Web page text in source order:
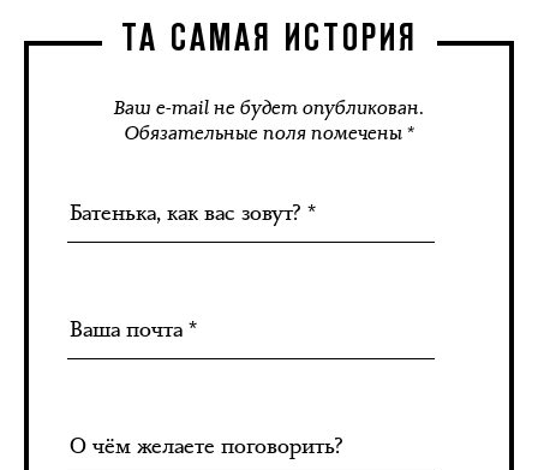
ТА САМАЯ ИСТОРИЯ
Ваш e-mail не будет опубликован.
Обязательные поля помечены *